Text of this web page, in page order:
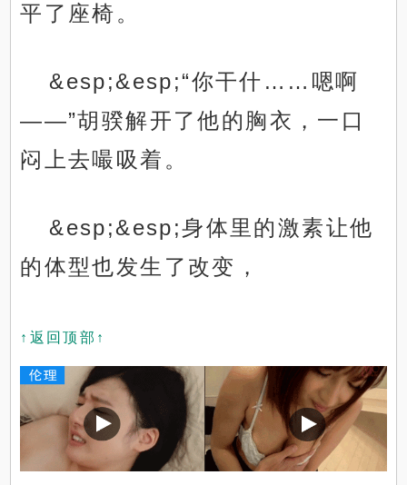
平了座椅。
&esp;&esp;“你干什……嗯啊
——”胡骙解开了他的胸衣，一口
闷上去嘬吸着。
&esp;&esp;身体里的激素让他
的体型也发生了改变，
↑返回顶部↑